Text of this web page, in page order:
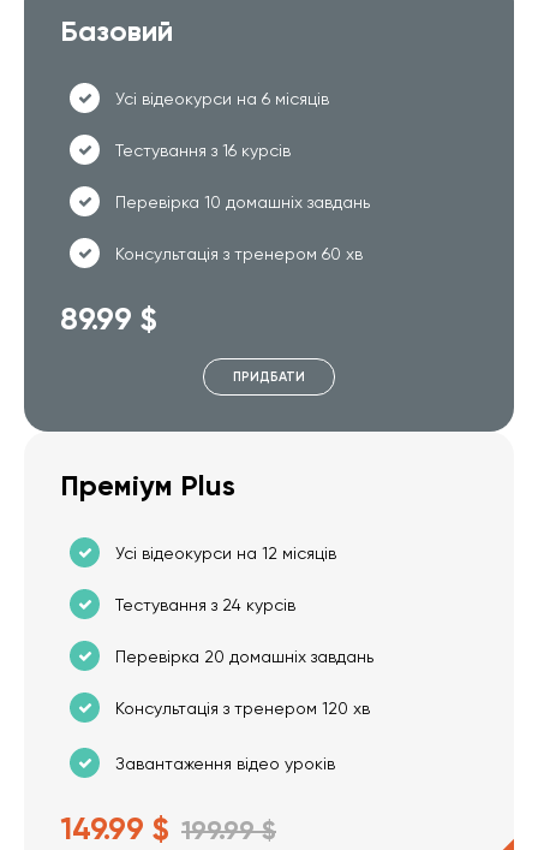
Базовий
Усі відеокурси на 6 місяців
Тестування з 16 курсів
Перевірка 10 домашніх завдань
Консультація з тренером 60 хв
89.99 $
ПРИДБАТИ
Преміум Plus
Усі відеокурси на 12 місяців
Тестування з 24 курсів
Перевірка 20 домашніх завдань
Консультація з тренером 120 хв
Завантаження відео уроків
149.99 $ 199.99 $